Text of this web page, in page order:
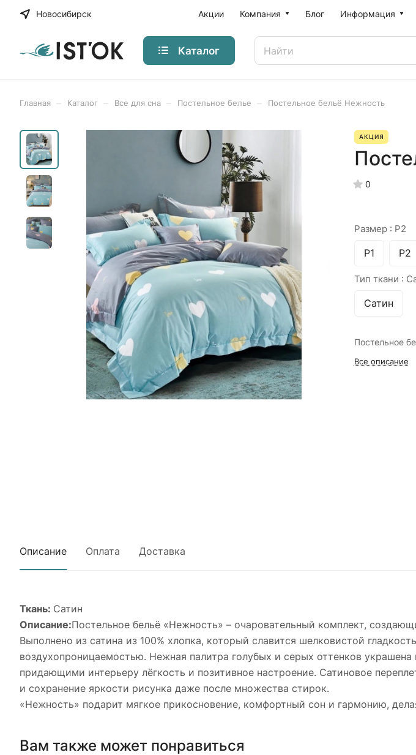
Новосибирск Акции Компания Блог Информация
Каталог
Главная Каталог Все для сна Постельное белье Постельное бельё Нежность
АКЦИЯ
0
Размер : Р2
Р1 Р2
Тип ткани :
Сатин
Постельное
Все описание
Описание Оплата Доставка
Ткань: Сатин
Описание:Постельное бельё «Нежность» – очаровательный комплект,
Выполнено из сатина из 100% хлопка, который славится шелковистой
воздухопроницаемостью. Нежная палитра голубых и серых оттенков
придающими интерьеру лёгкость и позитивное настроение. Сатиновое
и сохранение яркости рисунка даже после множества стирок.
«Нежность» подарит мягкое прикосновение, комфортный сон и гармонию,
Вам также может понравиться